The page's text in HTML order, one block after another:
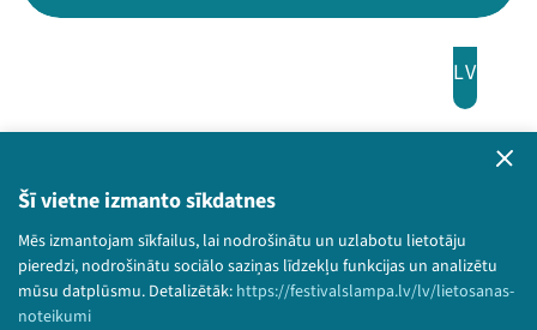
Šī vietne izmanto sīkdatnes
Mēs izmantojam sīkfailus, lai nodrošinātu un uzlabotu lietotāju
pieredzi, nodrošinātu sociālo saziņas līdzekļu funkcijas un analizētu
mūsu datplūsmu. Detalizētāk: https://festivalslampa.lv/lv/lietosanas-
noteikumi
LV